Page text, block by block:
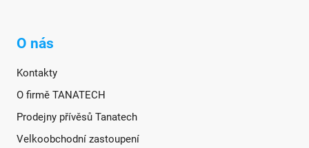
O nás
Kontakty
O firmě TANATECH
Prodejny přívěsů Tanatech
Velkoobchodní zastoupení